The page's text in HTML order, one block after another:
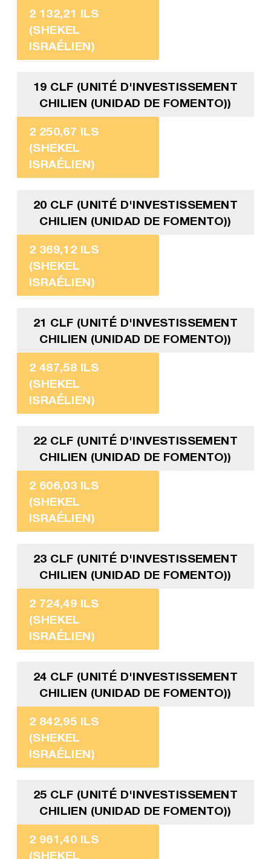
2 132,21 ILS
(SHEKEL
ISRAÉLIEN)
19 CLF (UNITÉ D'INVESTISSEMENT
CHILIEN (UNIDAD DE FOMENTO))
2 250,67 ILS
(SHEKEL
ISRAÉLIEN)
20 CLF (UNITÉ D'INVESTISSEMENT
CHILIEN (UNIDAD DE FOMENTO))
2 369,12 ILS
(SHEKEL
ISRAÉLIEN)
21 CLF (UNITÉ D'INVESTISSEMENT
CHILIEN (UNIDAD DE FOMENTO))
2 487,58 ILS
(SHEKEL
ISRAÉLIEN)
22 CLF (UNITÉ D'INVESTISSEMENT
CHILIEN (UNIDAD DE FOMENTO))
2 606,03 ILS
(SHEKEL
ISRAÉLIEN)
23 CLF (UNITÉ D'INVESTISSEMENT
CHILIEN (UNIDAD DE FOMENTO))
2 724,49 ILS
(SHEKEL
ISRAÉLIEN)
24 CLF (UNITÉ D'INVESTISSEMENT
CHILIEN (UNIDAD DE FOMENTO))
2 842,95 ILS
(SHEKEL
ISRAÉLIEN)
25 CLF (UNITÉ D'INVESTISSEMENT
CHILIEN (UNIDAD DE FOMENTO))
2 961,40 ILS
(SHEKEL